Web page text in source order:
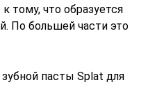
тому, что образуется
По большей части это
пасты Splat для